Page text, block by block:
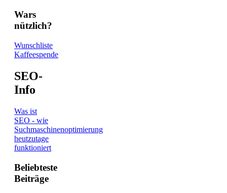
Wars
nützlich?
Wunschliste
Kaffeespende
SEO-
Info
Was ist
SEO - wie
Suchmaschinenoptimierung
heutzutage
funktioniert
Beliebteste
Beiträge